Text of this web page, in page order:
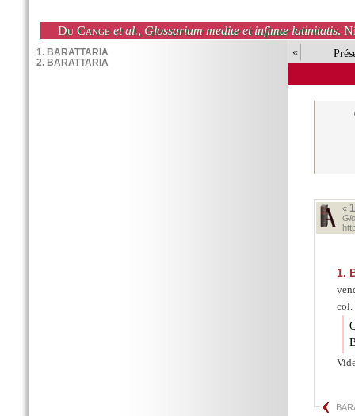
Du Cange et al., Glossarium mediæ et infimæ latinitatis.
«
«
1.
col.